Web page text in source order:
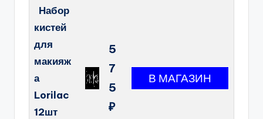
Набор
кистей
для
макияж
а
Lorilac
12шт
5
7
5
₽